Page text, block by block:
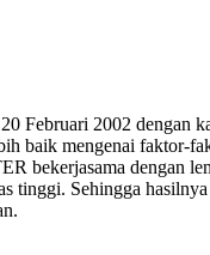
Februari 2002
baik mengenai
bekerjasama dengan
tinggi. Sehingga